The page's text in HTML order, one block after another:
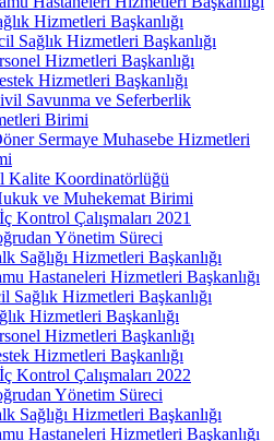
Hizmetleri Başkanlığı
Sağlık Hizmetleri Başkanlığı
Hizmetleri Başkanlığı
Hizmetleri Başkanlığı
Savunma ve Seferberlik
Birimi
Sermaye Muhasebe Hizmetleri
Kalite Koordinatörlüğü
ve Muhekemat Birimi
Kontrol Çalışmaları 2021
Yönetim Süreci
Sağlığı Hizmetleri Başkanlığı
Hastaneleri Hizmetleri Başkanlığı
Sağlık Hizmetleri Başkanlığı
Hizmetleri Başkanlığı
Hizmetleri Başkanlığı
Hizmetleri Başkanlığı
Kontrol Çalışmaları 2022
Yönetim Süreci
Sağlığı Hizmetleri Başkanlığı
Hastaneleri Hizmetleri Başkanlığı